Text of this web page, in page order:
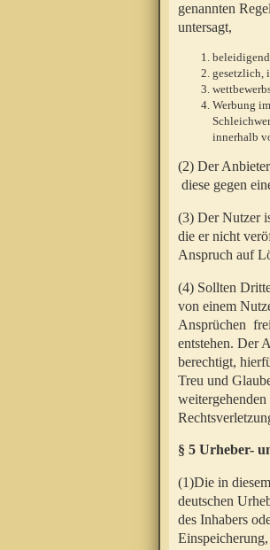
genannten
untersagt,
gesetzlich,
Werbung
innerhalb
(2) Der
diese gegen
(3) Der Nutzer
die er nicht
Anspruch auf
(4) Sollten
von einem
Ansprüchen
entstehen. Der
berechtigt,
Treu und
§ 5 Urheber-
(1)Die in
deutschen
des Inhabers